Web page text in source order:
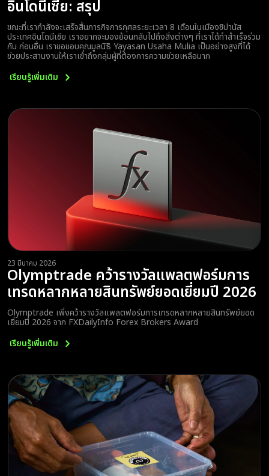
อินโดนีเซีย: สรุป
ขณะที่เรากำลังจะเสร็จสิ้นภารกิจการกุศลระยะเวลา 8 เดือนในเมืองซิปานัส
ประเทศอินโดนีเซีย เราอยากจะมองย้อนกลับไปถึงสิ่งต่างๆ ที่เราได้ทำสำเร็จร่วม
กัน ก่อนอื่น เราขอขอบคุณมูลนิธิ Yayasan Usaha Mulia เป็นอย่างสูงที่ได้
ช่วยประสานงานให้เราเข้าถึงกลุ่มผู้ที่ต้องการความช่วยเหลือมาก
เรียนรู้เพิ่มเติม
23 มีนาคม 2026
Olymptrade คว้ารางวัลแพลตฟอร์มการ
เทรดหลากหลายสินทรัพย์ยอดเยี่ยมปี 2026
Olymptrade เพิ่งคว้ารางวัลแพลตฟอร์มการเทรดหลากหลายสินทรัพย์ยอด
เยี่ยมปี 2026 จาก FXDailyInfo Forex Brokers Award
เรียนรู้เพิ่มเติม